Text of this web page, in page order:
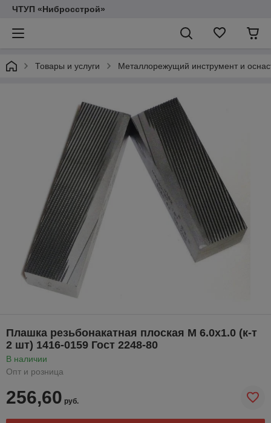
ЧТУП «Нибросстрой»
Товары и услуги Металлорежущий инструмент и
Плашка резьбонакатная плоская М 6.0х1.0 (к-т
2 шт) 1416-0159 Гост 2248-80
В наличии
Опт и розница
256,60 руб.